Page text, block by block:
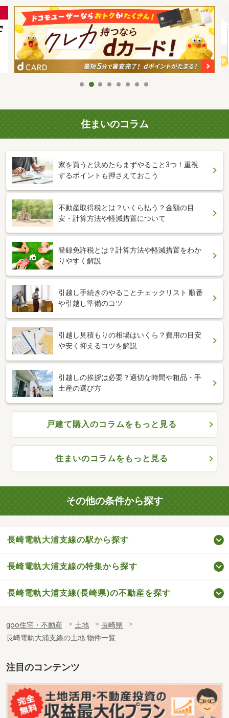
住まいのコラム
家を買うと決めたらまずやること3つ！重視
するポイントも押さえておこう
不動産取得税とは？いくら払う？金額の目
安・計算方法や軽減措置について
登録免許税とは？計算方法や軽減措置をわか
りやすく解説
引越し手続きのやることチェックリスト 順番
や引越し準備のコツ
引越し見積もりの相場はいくら？費用の目安
や安く抑えるコツを解説
引越しの挨拶は必要？適切な時間や粗品・手
土産の選び方
戸建て購入のコラムをもっと見る
住まいのコラムをもっと見る
その他の条件から探す
長崎電軌大浦支線の駅から探す
長崎電軌大浦支線の特集から探す
長崎電軌大浦支線(長崎県)の不動産を探す
goo住宅・不動産 土地
長崎県
長崎電軌大浦支線の土地 物件一覧
注目のコンテンツ